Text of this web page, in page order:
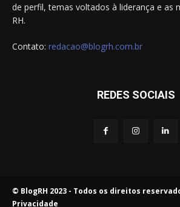
de perfil, temas voltados à liderança e as
RH.
Contato: redacao@blogrh.com.br
REDES SOCIAIS
© BlogRH 2023 - Todos os direitos
Privacidade